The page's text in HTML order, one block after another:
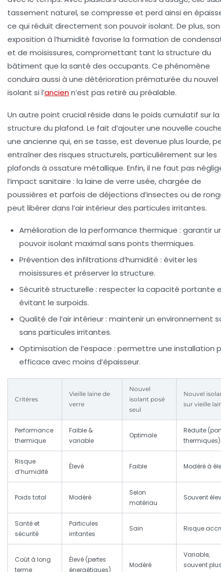
tassement naturel, se compresse et perd ainsi en
ce qui réduit directement son pouvoir isolant. De plus, son
exposition à l’humidité favorise la formation de
et de moisissures, compromettant tant la structure du
bâtiment que la santé des occupants. Ce phénomène
conduira aussi à une détérioration prématurée du nouvel
isolant si l’ancienn’est pas retiré au préalable.
Un autre point crucial réside dans le poids cumulatif sur la
structure du plafond. Le fait d’ajouter une nouvelle
une ancienne qui, en se tasse, est devenue plus lourde,
entraîner des risques structurels, particulièrement sur les
plafonds à ossature métallique. Enfin, il ne faut pas
l’impact sanitaire : la laine de verre usée, chargée de
poussières et parfois de déjections d’insectes ou de
peut libérer dans l’air intérieur des particules irritantes.
Amélioration de la performance thermique : garantir
pouvoir isolant maximal sans ponts thermiques.
Prévention des infiltrations d’humidité : éviter les
moisissures et préserver la structure.
Sécurité structurelle : respecter la capacité portante
évitant le surpoids.
Qualité de l’air intérieur: maintenir un environnement
sans particules irritantes.
Optimisation de l’espace : permettre une installation
efficace avec moins d’épaisseur.
Critères
Vieille laine de
verre
Nouvel
isolant posé
seul
Nouvel
sur vieille
Performance
thermique
Faible &
variable
Optimale
Réduite
thermiques)
Risque
d’humidité
Élevé Faible Modéré à
Poids total Modéré
Selon
matériau
Souvent
Santé et
sécurité
Particules
irritantes
Sain Risque
Coût à long
terme
Élevé (pertes
énergétiques)
Modéré
Variable,
souvent